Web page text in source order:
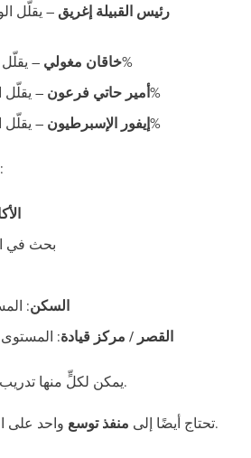
رئيس القبيلة إغريق
خاقان مغولي– يقلّل الولاء بنسبة 15–30%
أمير حاتي فرعون– يقلّل الولاء بنسبة 20–25%
إيفور الإسبرطيون– يقلّل الولاء بنسبة 20–25%
لتدريب إداري، تحتاج إلى:
بحث في
السكن:
القصر / مركز قيادة: المستوى 10 أو 15 أو 20
يمكن لكلٍّ منها تدريب.
تحتاج أيضًا إلى منفذ توسع واحد على الأقل متاح في تلك القرية.